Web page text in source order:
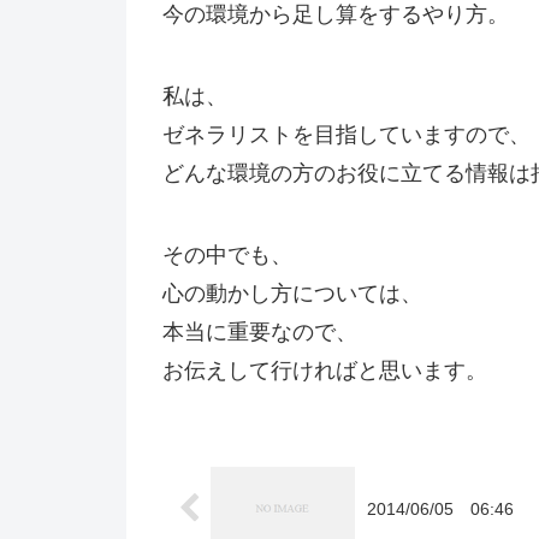
今の環境から足し算をするやり方。
私は、
ゼネラリストを目指していますので、
どんな環境の方のお役に立てる情報は
その中でも、
心の動かし方については、
本当に重要なので、
お伝えして行ければと思います。
2014/06/05 06:46